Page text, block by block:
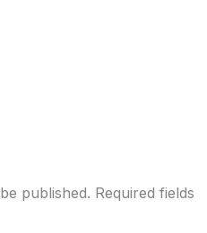
published. Required fields